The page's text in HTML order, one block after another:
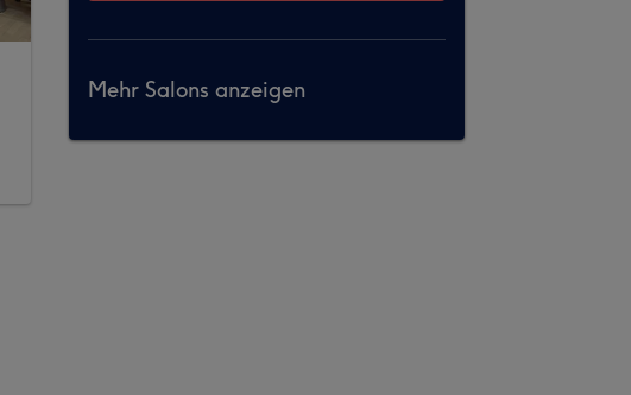
Mehr Salons anzeigen